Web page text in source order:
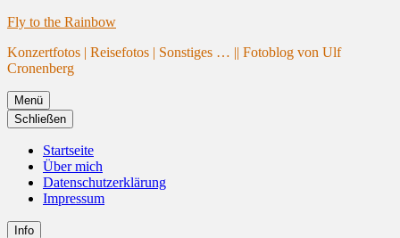
Website
geladen
Zum
springen
Fly to the Rainbow
Konzertfotos | Reisefotos | Sonstiges … || Fotoblog von Ulf
Cronenberg
Menü
Schließen
Startseite
Über mich
Datenschutzerklärung
Impressum
Info